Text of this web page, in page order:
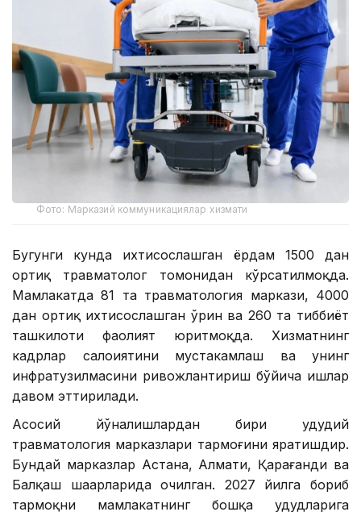
Фото: Марказий коммуникациялар хизмати
Бугунги кунда ихтисослашган ёрдам 1500 дан
ортиқ травматолог томонидан кўрсатилмоқда.
Мамлакатда 81 та травматология маркази, 4000
дан ортиқ ихтисослашган ўрин ва 260 та тиббиёт
ташкилоти фаолият юритмоқда. Хизматнинг
кадрлар салоҳиятини мустаҳкамлаш ва унинг
инфратузилмасини ривожлантириш бўйича ишлар
давом эттирилади.
Асосий йўналишлардан бири ҳудудий
травматология марказлари тармоғини яратишдир.
Бундай марказлар Астана, Алмати, Қарағанди ва
Балқаш шаҳарларида очилган. 2027 йилга бориб
тармоқни мамлакатнинг бошқа ҳудудларига